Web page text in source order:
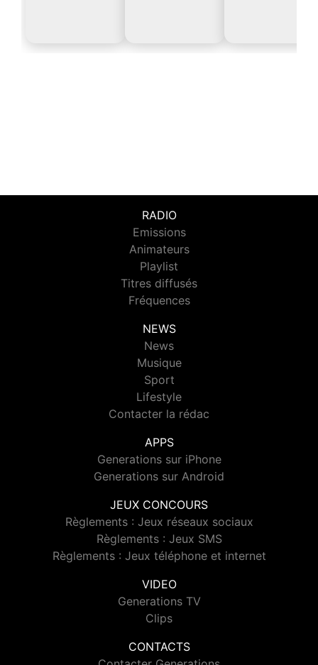
RADIO
Emissions
Animateurs
Playlist
Titres diffusés
Fréquences
NEWS
News
Musique
Sport
Lifestyle
Contacter la rédac
APPS
Generations sur iPhone
Generations sur Android
JEUX CONCOURS
Règlements : Jeux réseaux sociaux
Règlements : Jeux SMS
Règlements : Jeux téléphone et internet
VIDEO
Generations TV
Clips
CONTACTS